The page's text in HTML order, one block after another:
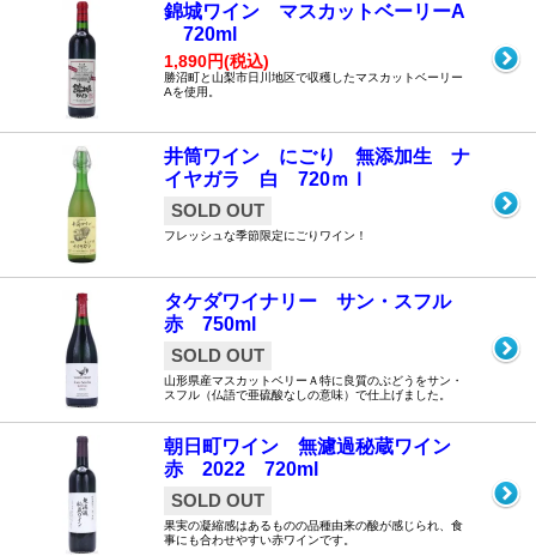
錦城ワイン マスカットベーリーA
720ml
1,890円(税込)
勝沼町と山梨市日川地区で収穫したマスカットベーリー
Aを使用。
井筒ワイン にごり 無添加生 ナ
イヤガラ 白 720ｍｌ
SOLD OUT
フレッシュな季節限定にごりワイン！
タケダワイナリー サン・スフル
赤 750ml
SOLD OUT
山形県産マスカットベリーＡ特に良質のぶどうをサン・
スフル（仏語で亜硫酸なしの意味）で仕上げました。
朝日町ワイン 無濾過秘蔵ワイン
赤 2022 720ml
SOLD OUT
果実の凝縮感はあるものの品種由来の酸が感じられ、食
事にも合わせやすい赤ワインです。